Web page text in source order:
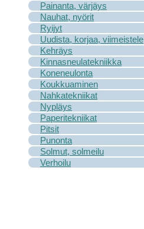
Painanta, värjäys
Nauhat, nyörit
Ryijyt
Uudista, korjaa, viimeistele
Kehräys
Kinnasneulatekniikka
Koneneulonta
Koukkuaminen
Nahkatekniikat
Nypläys
Paperitekniikat
Pitsit
Punonta
Solmut, solmeilu
Verhoilu